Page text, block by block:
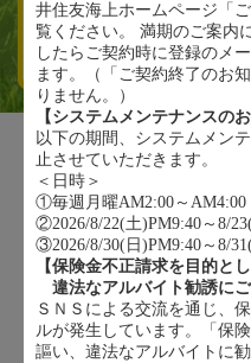
井住友海上ホームページ「
覧ください。 満期のご案内
したらご契約時に登録のメ
ます。（「ご契約終了のお
りません。）
【システムメンテナンスのお
以下の期間、システムメン
止させていただきます。
＜日時＞
①毎週月曜AM2:00～AM4:00
②2026/8/22(土)PM9:40～8/
③2026/8/30(日)PM9:40～8/
【保険金不正請求を目的と
違法なアルバイト勧誘にご
ＳＮＳによる交流を通じ、
ルが発生しています。「保
謳い、違法なアルバイトに
お申込
契約